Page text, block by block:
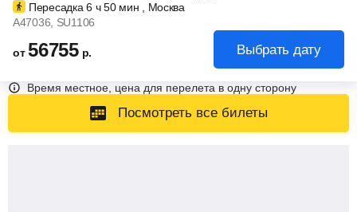
Пересадка 6 ч50 мин , Москва
A47036 , SU1106
от56755 р. Выбрать дату
Время местное, цена для перелета в одну сторону
Посмотреть все билеты